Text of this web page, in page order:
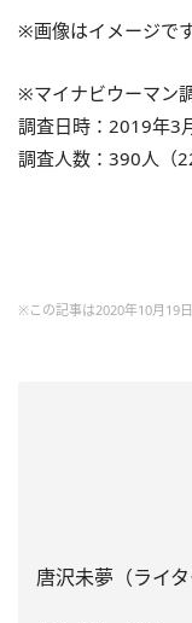
※画像はイメージで
※マイナビウーマン
調査日時：2019年3
調査人数：390人（
※この記事は2020年10月19
唐沢未夢（ライタ